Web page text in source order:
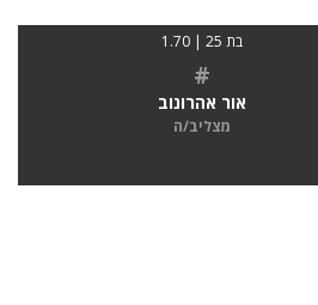
בת 25 | 1.70
#
אור אהרונוב
מצליב/ה